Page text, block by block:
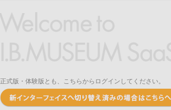
正式版・体験版とも、こちらからログインしてください。